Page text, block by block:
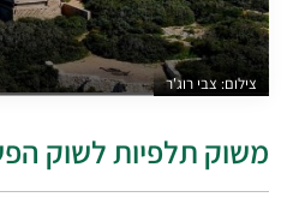
צילום: צבי רוג'ר
משוק תלפיות לשוק